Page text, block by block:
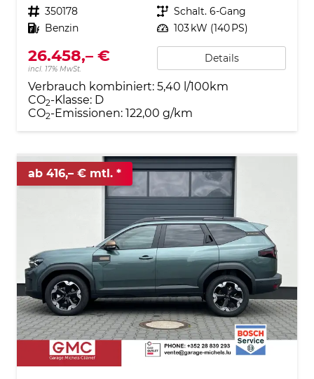
Fahrzeugnr. 350178 Getriebe Schalt. 6-Gang
Kraftstoff Benzin Leistung 103 kW (140 PS)
26.458,– €
incl. 17% MwSt.
Details
Verbrauch kombiniert: 5,40 l/100km
CO2-Klasse: D
CO2-Emissionen: 122,00 g/km
ab 416,– € mtl.